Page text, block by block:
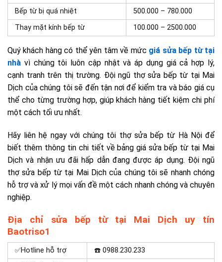
Bếp từ bị quá nhiệt
500.000 – 780.000
Thay mặt kính bếp từ
100.000 – 2500.000
Quý khách hàng có thể yên tâm về mức giá sửa bếp từ tại
nhà vì chúng tôi luôn cập nhật và áp dụng giá cả hợp lý,
cạnh tranh trên thị trường. Đội ngũ thợ sửa bếp từ tại Mai
Dịch của chúng tôi sẽ đến tận nơi để kiểm tra và báo giá cụ
thể cho từng trường hợp, giúp khách hàng tiết kiệm chi phí
một cách tối ưu nhất.
Hãy liên hệ ngay với chúng tôi thợ sửa bếp từ Hà Nội để
biết thêm thông tin chi tiết về bảng giá sửa bếp từ tại Mai
Dịch và nhận ưu đãi hấp dẫn đang được áp dụng. Đội ngũ
thợ sửa bếp từ tại Mai Dịch của chúng tôi sẽ nhanh chóng
hỗ trợ và xử lý mọi vấn đề một cách nhanh chóng và chuyên
nghiệp.
Địa chỉ sửa bếp từ tại Mai Dịch uy tín
Baotriso1
✅Hotline hỗ trợ
☎️ 0988.230.233